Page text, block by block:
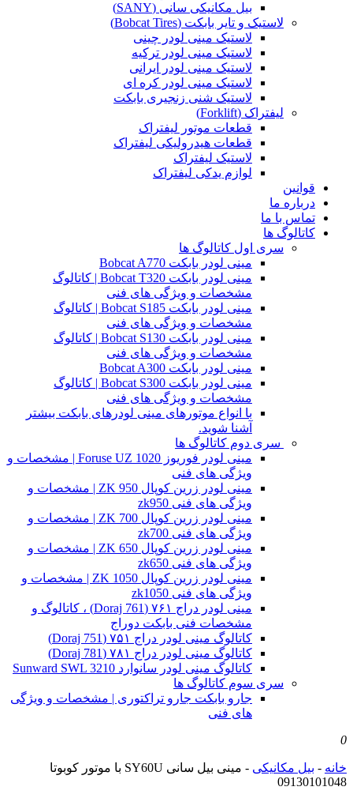
بیل مکانیکی سانی (SANY)
لاستیک و تایر بابکت (Bobcat Tires)
لاستیک مینی لودر چینی
لاستیک مینی لودر ترکیه
لاستیک مینی لودر ایرانی
لاستیک مینی لودر کره ای
لاستیک شنی زنجیری بابکت
لیفتراک (Forklift)
قطعات موتور لیفتراک
قطعات هیدرولیکی لیفتراک
لاستیک لیفتراک
لوازم یدکی لیفتراک
قوانین
درباره ما
تماس با ما
کاتالوگ ها
سری اول کاتالوگ ها
مینی لودر بابکت Bobcat A770
مینی لودر بابکت Bobcat T320 | کاتالوگ
مشخصات و ویژگی های فنی
مینی لودر بابکت Bobcat S185 | کاتالوگ
مشخصات و ویژگی های فنی
مینی لودر بابکت Bobcat S130 | کاتالوگ
مشخصات و ویژگی های فنی
مینی لودر بابکت Bobcat A300
مینی لودر بابکت Bobcat S300 | کاتالوگ
مشخصات و ویژگی های فنی
با انواع موتورهای مینی لودرهای بابکت بیشتر
آشنا شوید.
سری دوم کاتالوگ ها
مینی لودر فوریوز Foruse UZ 1020 | مشخصات و
ویژگی های فنی
مینی لودر زرین کوپال ZK 950 | مشخصات و
ویژگی های فنی zk950
مینی لودر زرین کوپال ZK 700 | مشخصات و
ویژگی های فنی zk700
مینی لودر زرین کوپال ZK 650 | مشخصات و
ویژگی های فنی zk650
مینی لودر زرین کوپال ZK 1050 | مشخصات و
ویژگی های فنی zk1050
مینی لودر دراج ۷۶۱ (Doraj 761) ، کاتالوگ و
مشخصات فنی بابکت دوراج
کاتالوگ مینی لودر دراج ۷۵۱ (Doraj 751)
کاتالوگ مینی لودر دراج ۷۸۱ (Doraj 781)
کاتالوگ مینی لودر سانوارد Sunward SWL 3210
سری سوم کاتالوگ ها
جارو بابکت جارو تراکتوری | مشخصات و ویژگی
های فنی
0
خانه - بیل مکانیکی -
مینی بیل سانی SY60U با موتور کوبوتا
09130101048